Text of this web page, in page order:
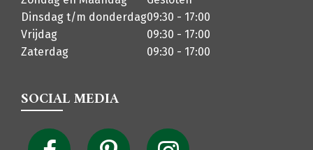
Dinsdag t/m donderdag09:30 - 17:00
Vrijdag
09:30 - 17:00
Zaterdag
09:30 - 17:00
SOCIAL MEDIA